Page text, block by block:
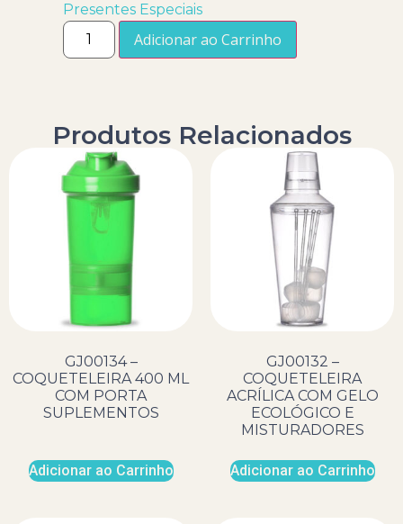
Presentes Especiais
Adicionar ao Carrinho
Produtos Relacionados
GJ00134 –
COQUETELEIRA 400 ML
COM PORTA
SUPLEMENTOS
Adicionar ao Carrinho
GJ00132 –
COQUETELEIRA
ACRÍLICA COM GELO
ECOLÓGICO E
MISTURADORES
Adicionar ao Carrinho